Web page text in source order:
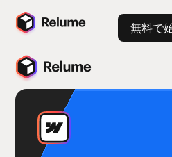
無料で